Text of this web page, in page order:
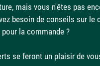
mais vous n'êtes pas
besoin de conseils sur le
la commande ?
se feront un plaisir de